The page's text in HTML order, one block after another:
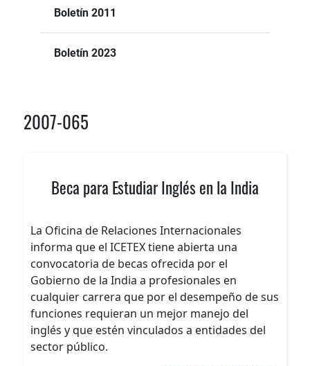
Boletín 2011
Boletín 2023
2007-065
Beca para Estudiar Inglés en la India
La Oficina de Relaciones Internacionales
informa que el ICETEX tiene abierta una
convocatoria de becas ofrecida por el
Gobierno de la India a profesionales en
cualquier carrera que por el desempeño de sus
funciones requieran un mejor manejo del
inglés y que estén vinculados a entidades del
sector público.